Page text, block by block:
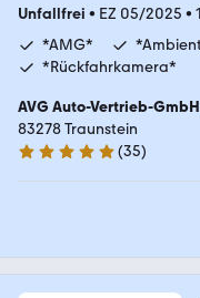
Unfallfrei • EZ 05/2025 •
*AMG*
*Rückfahrkamera*
AVG Auto-Vertrieb-
Benz Verkauf und Service
83278 Traunstein
4.8 Sterne
(35)